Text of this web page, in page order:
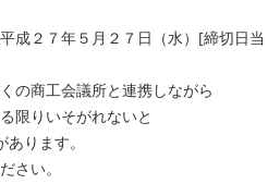
成２７年５月２７日（水）[締切日当
の商工会議所と連携しながら
限りいそがれないと
ります。
さい。